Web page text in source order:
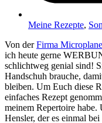
Meine Rezepte,
Von derFirma Microplane
ich heute gerne
schlichtweg genial sind!
Handschuh brauche,
bleiben. Um Euch diese
einfaches Rezept
meinem Repertoire habe.
Hensler, der es einmal